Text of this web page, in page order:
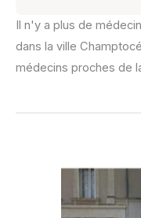
Il n'y a plus de
dans la ville
médecins proches de